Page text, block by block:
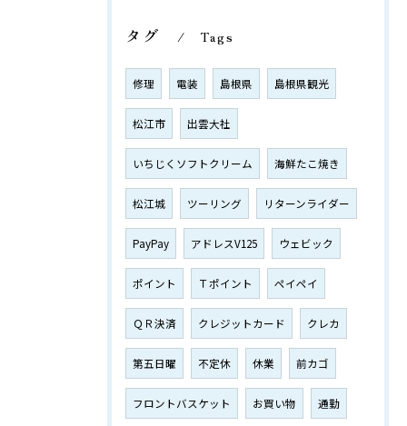
タグ Tags
修理 電装 島根県 島根県観光
松江市 出雲大社
いちじくソフトクリーム 海鮮たこ焼き
松江城 ツーリング リターンライダー
PayPay アドレスV125 ウェビック
ポイント Ｔポイント ペイペイ
ＱＲ決済 クレジットカード クレカ
第五日曜 不定休 休業 前カゴ
フロントバスケット お買い物 通勤